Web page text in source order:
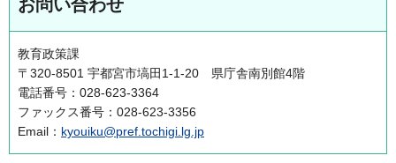
お問い合わせ
教育政策課
〒320-8501 宇都宮市塙田1-1-20 県庁舎南別館4階
電話番号：028-623-3364
ファックス番号：028-623-3356
Email： kyouiku@pref.tochigi.lg.jp